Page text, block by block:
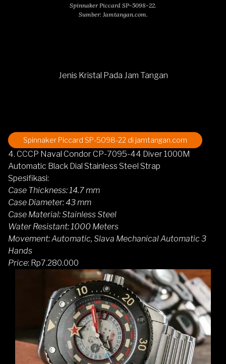
Spinnaker Piccard SP-5098-22.
Sumber: Jamtangan.com.
Jenis Kristal Pada Jam Tangan
Spinnaker Piccard SP-5098-22 di jamtangan.com
4. CCCP Naval Condor CP-7095-44 Diver 1000M
Automatic Black Dial Stainless Steel Strap
Spesifikasi:
Case Thickness: 14.7 mm
Case Diameter: 43 mm
Case Material: Stainless Steel
Water Resistant: 1000 Meters
Movement: Automatic, Slava Mechanical Automatic 3
Hands
Price: Rp7.280.000